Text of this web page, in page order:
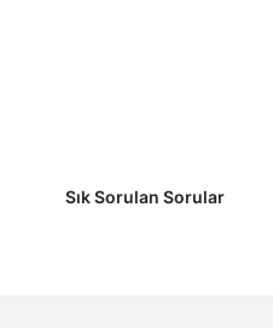
Sık Sorulan Sorular